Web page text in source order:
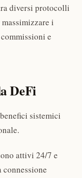
diversi protocolli
i
e
DeFi
sistemici
attivi 24/7 e